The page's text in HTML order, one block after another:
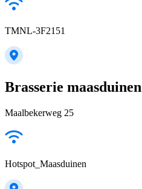
TMNL-3F2151
Brasserie maasduinen
Maalbekerweg 25
Hotspot_Maasduinen